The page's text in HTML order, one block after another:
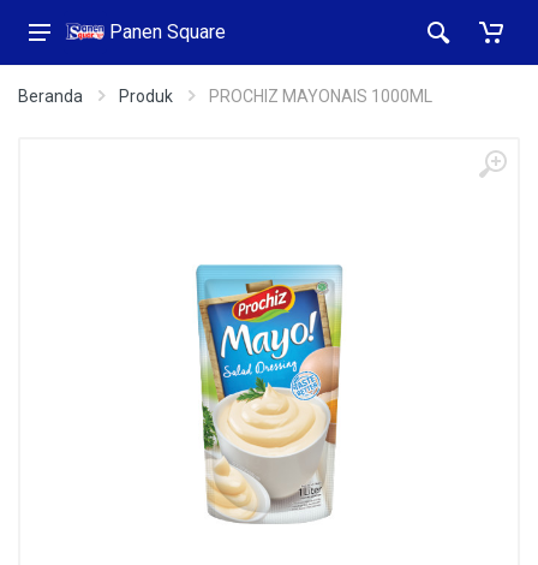
Panen Square
Beranda Produk PROCHIZ MAYONAIS 1000ML